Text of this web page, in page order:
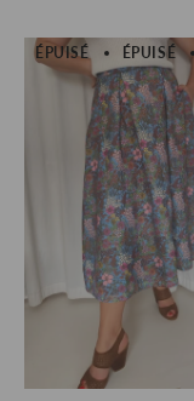
ÉPUISÉ ÉPUISÉ